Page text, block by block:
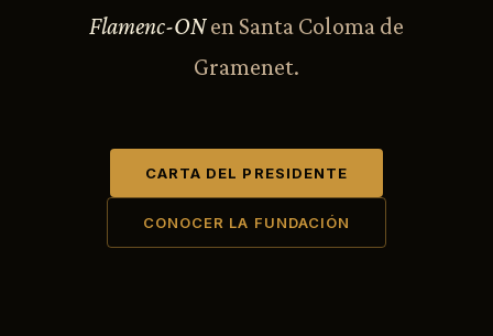
Flamenc-ONen Santa Coloma de
Gramenet.
CARTA DEL PRESIDENTE
CONOCER LA FUNDACIÓN